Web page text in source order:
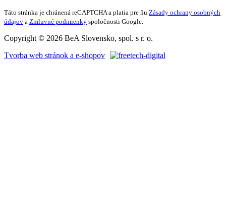
Táto stránka je chránená reCAPTCHA a platia pre ňu Zásady ochrany osobných
údajov a Zmluvné podmienky spoločnosti Google.
Copyright © 2026 BeA Slovensko, spol. s r. o.
Tvorba web stránok a e-shopov